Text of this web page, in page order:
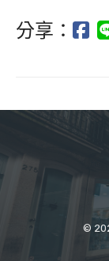
分享：
©